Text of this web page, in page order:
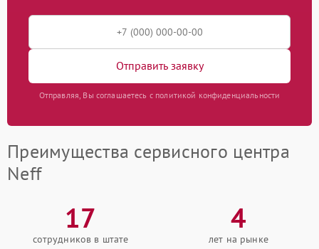
Отправить заявку
Отправляя, Вы соглашаетесь с политикой конфиденциальности
Преимущества сервисного центра
Neff
17
сотрудников в штате
4
лет на рынке